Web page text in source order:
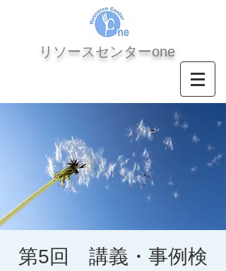
​リソースセンターone
第5回 講義・事例検